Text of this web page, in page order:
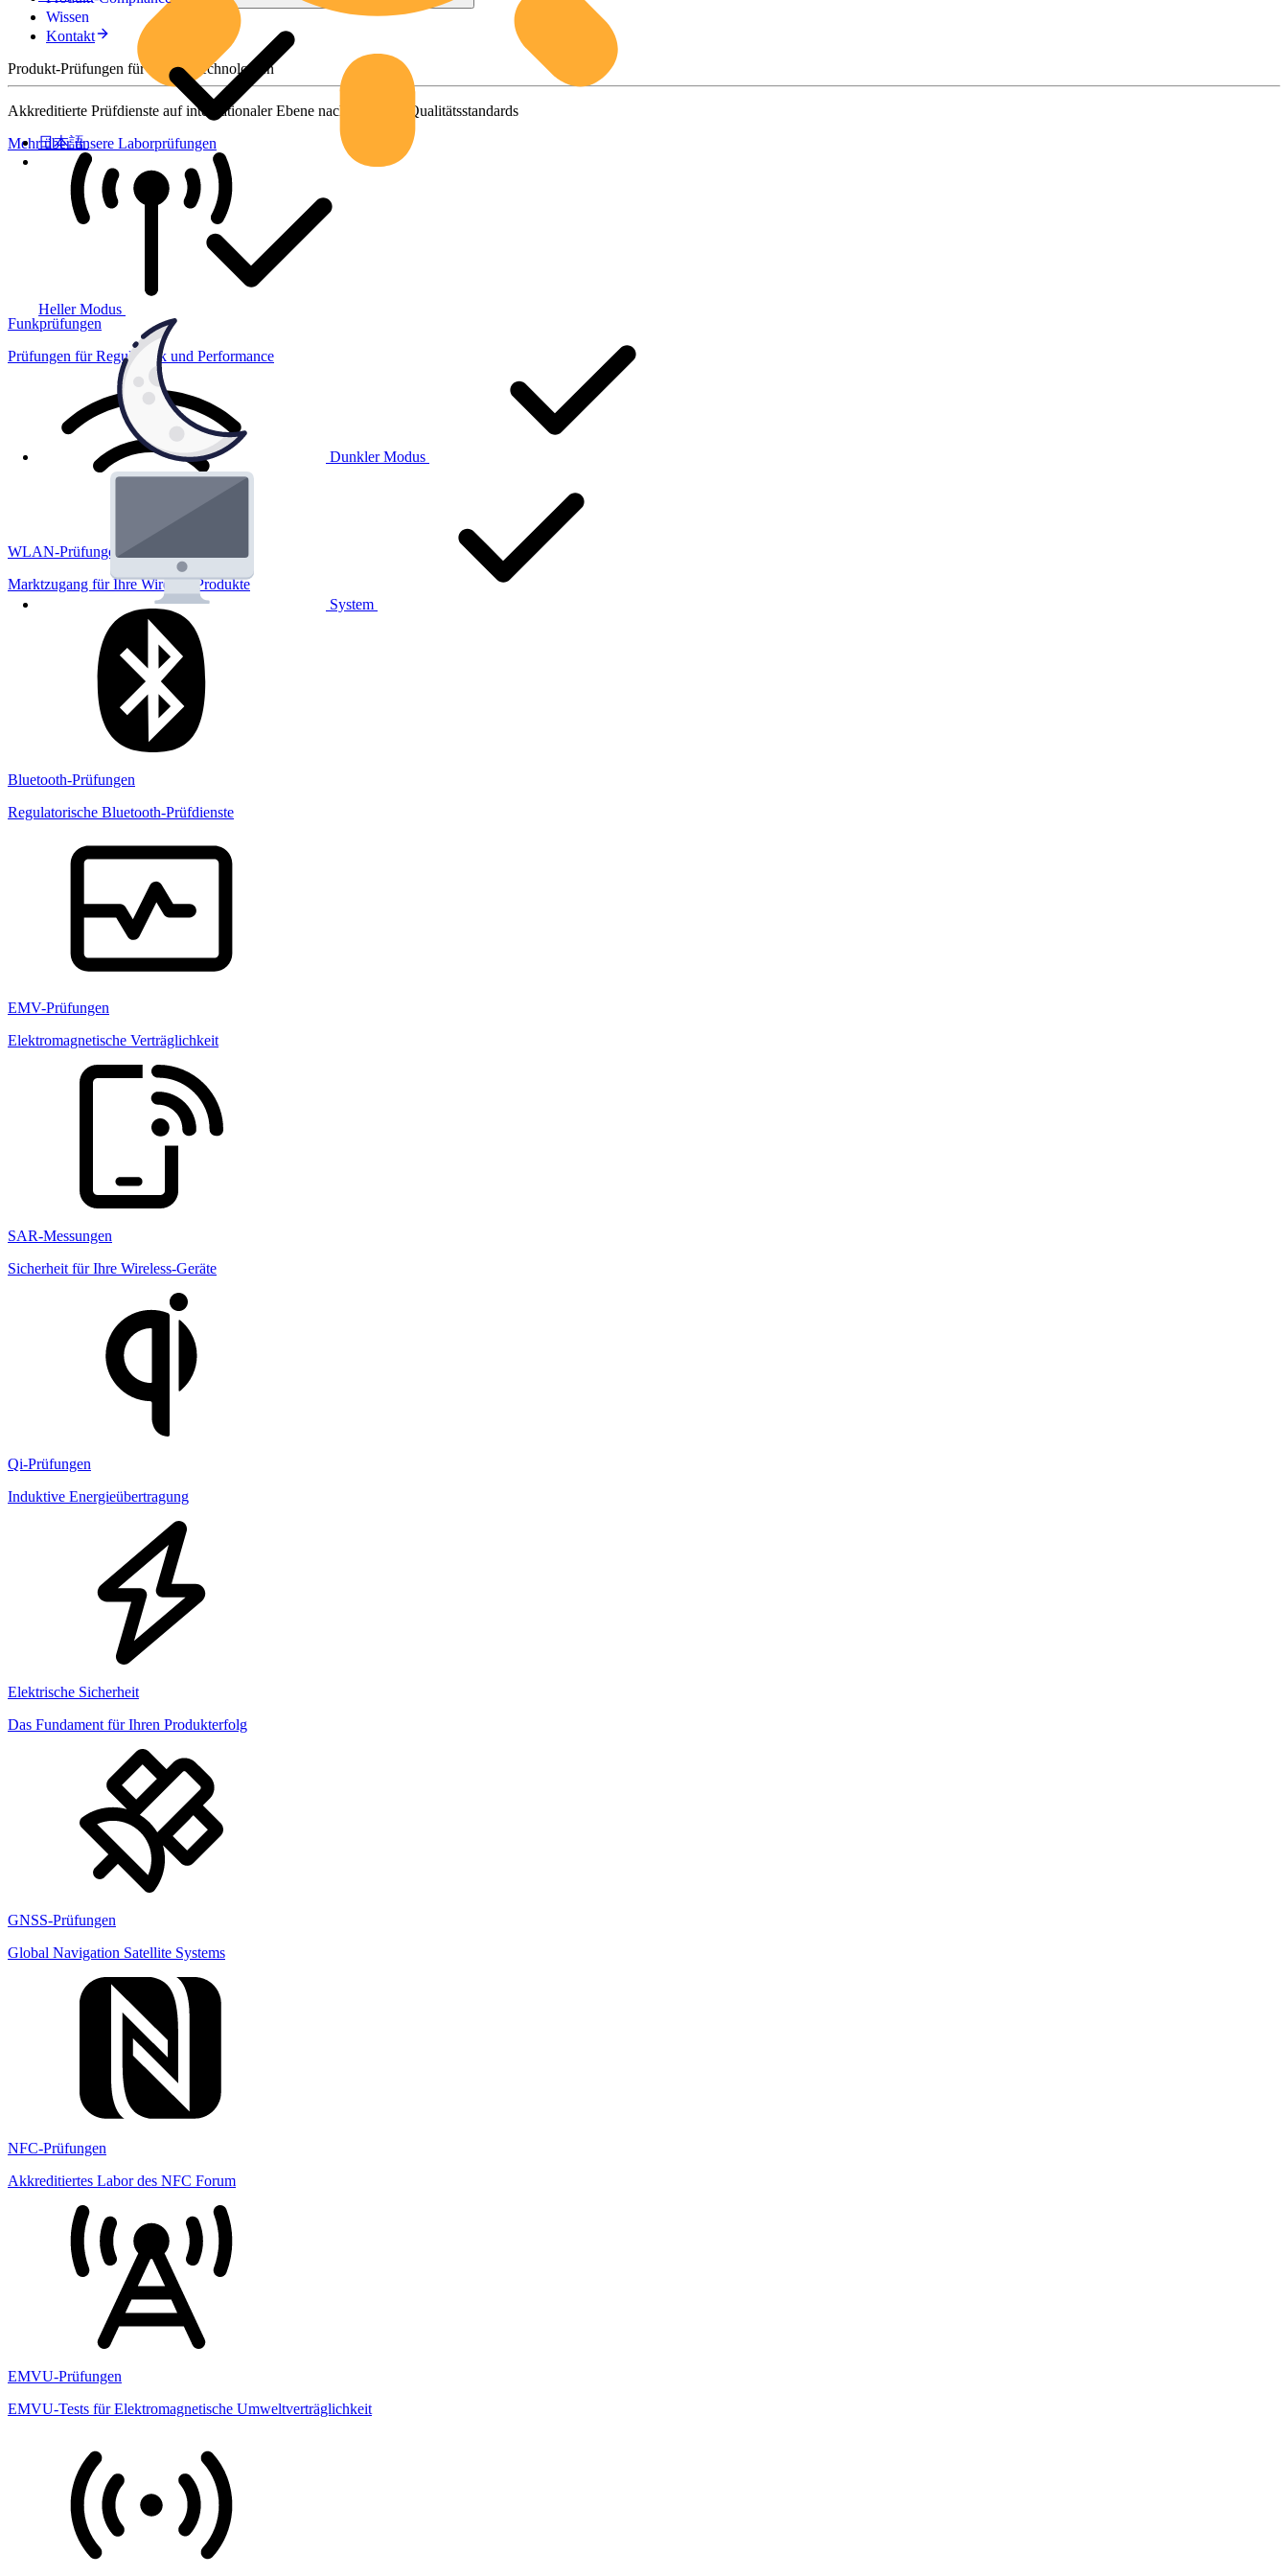
Heller Modus
Dunkler Modus
System
日本語
Wissen
Kontakt
Produkt-Prüfungen für smarte Technologien
Akkreditierte Prüfdienste auf internationaler Ebene nach höchsten Qualitätsstandards
Mehr über unsere Laborprüfungen
Funkprüfungen
Prüfungen für Regulatorik und Performance
WLAN-Prüfungen
Marktzugang für Ihre Wireless Produkte
Bluetooth-Prüfungen
Regulatorische Bluetooth-Prüfdienste
EMV-Prüfungen
Elektromagnetische Verträglichkeit
SAR-Messungen
Sicherheit für Ihre Wireless-Geräte
Qi-Prüfungen
Induktive Energieübertragung
Elektrische Sicherheit
Das Fundament für Ihren Produkterfolg
GNSS-Prüfungen
Global Navigation Satellite Systems
NFC-Prüfungen
Akkreditiertes Labor des NFC Forum
EMVU-Prüfungen
EMVU-Tests für Elektromagnetische Umweltverträglichkeit